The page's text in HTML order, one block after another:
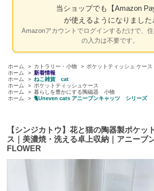
当ショップでも
【Amazon
が使えるようになりました
Amazonアカウントでログインするだけで、
の入力は不要です。
ホーム > カトラリー・小物 > ポケットティッシュ ケース
ホーム
> 新着情報
ホーム
> ねこ雑貨 cat
ホーム
> ポケットティッシュケース
ホーム
> 暮らしを豊かにする陶磁器 小物
ホーム
> 🐈Uneven cats アニーブンキャッツ シリーズ
【シンジカトウ】花と猫の陶器製ポケッ
ス｜美濃焼・洗える卓上収納｜アニーブ
FLOWER